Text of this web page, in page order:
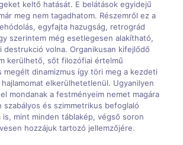
keltő hatását. E belátások egyidejű
meg nem tagadhatom. Részemről ez a
egyfajta hazugság, retrográd
szerintem még esetlegesen alakítható,
destrukció volna. Organikusan kifejlődő
kerülhető, sőt filozófiai értelmű
megélt dinamizmus így töri meg a kezdeti
elkerülhetetlenül. Ugyanilyen
mondanak a festményeim nemet magára
szabályos és szimmetrikus befoglaló
is, mint minden táblakép, végső soron
hozzájuk tartozó jellemzőjére.